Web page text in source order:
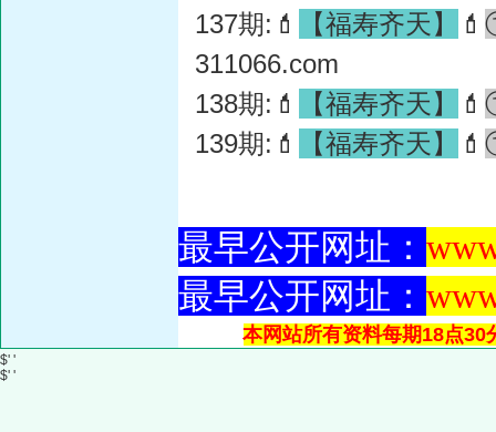
137期:💄
【福寿齐天】 💄
311066.com
138期:💄
【福寿齐天】 💄
139期:💄
【福寿齐天】 💄
最早公开网址：
最早公开网址：
本网站所有资料每期18点
$' '
$' '